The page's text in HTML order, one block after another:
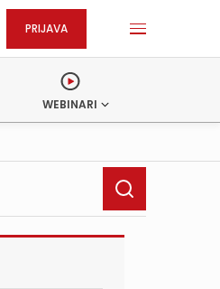
PRIJAVA
WEBINARI